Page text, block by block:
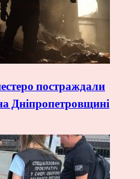
постраждали
Дніпропетровщині